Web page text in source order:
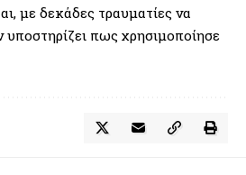
με δεκάδες τραυματίες να
υποστηρίζει πως χρησιμοποίησε